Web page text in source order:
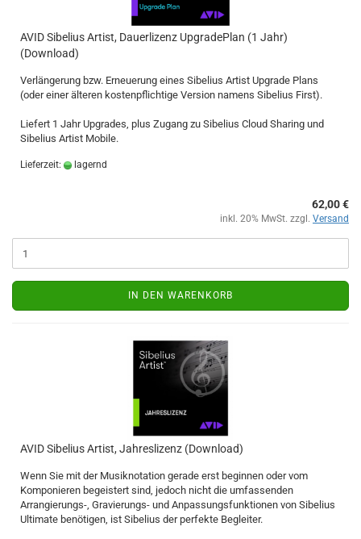
AVID Sibelius Artist, Dauerlizenz UpgradePlan (1 Jahr)
(Download)
Verlängerung bzw. Erneuerung eines Sibelius Artist Upgrade Plans
(oder einer älteren kostenpflichtige Version namens Sibelius First).
Liefert 1 Jahr Upgrades, plus Zugang zu Sibelius Cloud Sharing und
Sibelius Artist Mobile.
Lieferzeit: lagernd
62,00 €
inkl. 20% MwSt. zzgl. Versand
IN DEN WARENKORB
AVID Sibelius Artist, Jahreslizenz (Download)
Wenn Sie mit der Musiknotation gerade erst beginnen oder vom
Komponieren begeistert sind, jedoch nicht die umfassenden
Arrangierungs-, Gravierungs- und Anpassungsfunktionen von Sibelius
Ultimate benötigen, ist Sibelius der perfekte Begleiter.